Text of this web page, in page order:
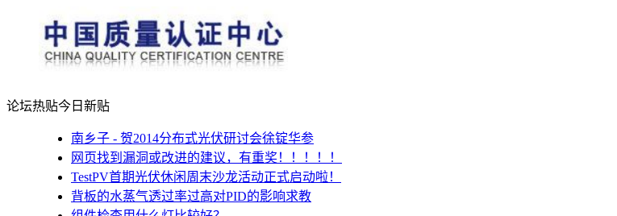
论坛热贴今日新贴
南乡子 - 贺2014分布式光伏研讨会徐锭华参
网页找到漏洞或改进的建议，有重奖！！！！！
TestPV首期光伏休闲周末沙龙活动正式启动啦！
背板的水蒸气透过率过高对PID的影响求教